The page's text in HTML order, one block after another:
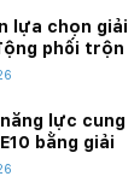
lựa chọn giải
phối trộn
lực cung
bằng giải
phối trộn